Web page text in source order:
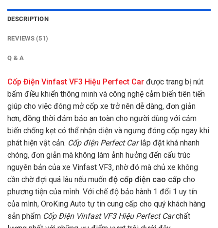
DESCRIPTION
REVIEWS (51)
Q & A
Cốp Điện Vinfast VF3 Hiệu Perfect Car được trang bị nút
bấm điều khiển thông minh và công nghệ cảm biến tiên tiến
giúp cho việc đóng mở cốp xe trở nên dễ dàng, đơn giản
hơn, đồng thời đảm bảo an toàn cho người dùng với cảm
biến chống kẹt có thể nhận diện và ngưng đóng cốp ngay khi
phát hiện vật cản. Cốp điện Perfect Car lắp đặt khá nhanh
chóng, đơn giản mà không làm ảnh hưởng đến cấu trúc
nguyên bản của xe Vinfast VF3, nhờ đó mà chủ xe không
cần chờ đợi quá lâu nếu muốn độ cốp điện cao cấp cho
phương tiện của mình. Với chế độ bảo hành 1 đổi 1 uy tín
của mình, OroKing Auto tự tin cung cấp cho quý khách hàng
sản phẩm Cốp Điện Vinfast VF3 Hiệu Perfect Carchất